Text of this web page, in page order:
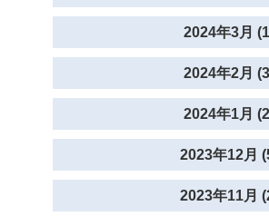
2024年3月
2024年2月
2024年1月
2023年12月
2023年11月